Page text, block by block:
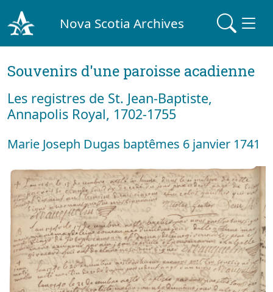
Nova Scotia Archives
Souvenirs d'une paroisse acadienne
Les registres de St. Jean-Baptiste,
Annapolis Royal, 1702-1755
Marie Joseph Dugas baptêmes 6 janvier 1741